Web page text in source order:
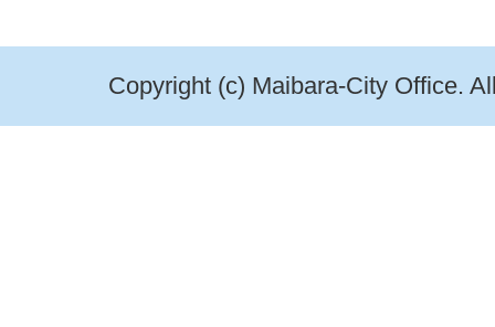
Copyright (c) Maibara-City Office.